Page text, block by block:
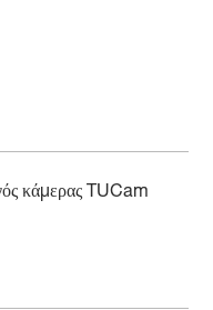
κάμερας TUCam